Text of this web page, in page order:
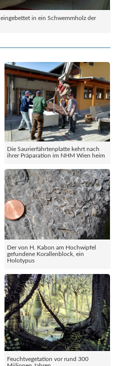
in ein Schwemmholz der
Die Saurierfährtenplatte kehrt nach
ihrer Präparation im NHM Wien heim
Der von H. Kabon am Hochwipfel
gefundene Korallenblock, ein
Holotypus
Feuchtvegetation vor rund 300